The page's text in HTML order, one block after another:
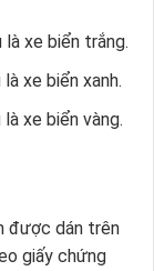
là xe biển trắng.
xe biển xanh.
là xe biển vàng.
được dán trên
giấy chứng